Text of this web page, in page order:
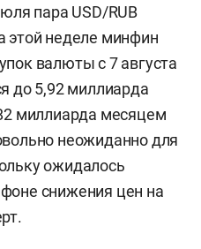
пара USD/RUB
этой неделе минфин
валюты с 7 августа
до 5,92 миллиарда
миллиарда месяцем
неожиданно для
ожидалось
снижения цен на